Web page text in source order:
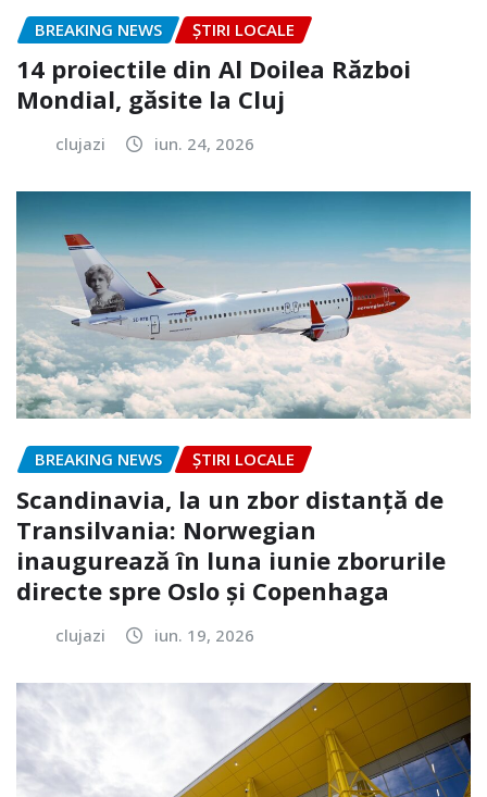
BREAKING NEWS ȘTIRI LOCALE
14 proiectile din Al Doilea Război
Mondial, găsite la Cluj
clujazi iun. 24, 2026
BREAKING NEWS ȘTIRI LOCALE
Scandinavia, la un zbor distanță de
Transilvania: Norwegian
inaugurează în luna iunie zborurile
directe spre Oslo și Copenhaga
clujazi iun. 19, 2026